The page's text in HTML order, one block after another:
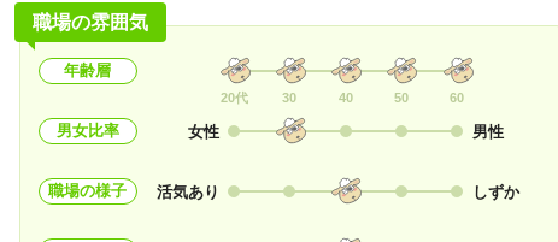
職場の雰囲気
年齢層
20代 30 40 50 60
男女比率 女性 男性
職場の様子 活気あり しずか